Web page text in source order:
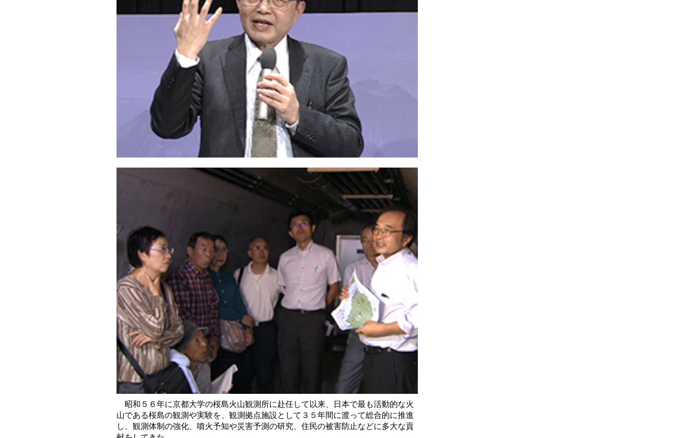
昭和５６年に京都大学の桜島火山観測所に赴任して以来、日本で最も活動的な火
山である桜島の観測や実験を、観測拠点施設として３５年間に渡って総合的に推進
し、観測体制の強化、噴火予知や災害予測の研究、住民の被害防止などに多大な貢